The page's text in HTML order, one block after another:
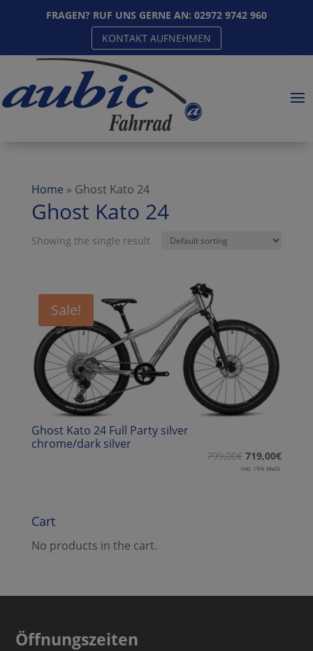
FRAGEN? RUF UNS GERNE AN: 02972 9742 960
KONTAKT AUFNEHMEN
Home » Ghost Kato 24
Ghost Kato 24
Showing the single result
Sale!
Ghost Kato 24 Full Party silver
chrome/dark silver
799,00€ 719,00€
inkl. 19% MwSt.
Cart
No products in the cart.
Öffnungszeiten